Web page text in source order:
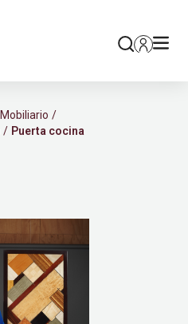
Mobiliario
Puerta cocina